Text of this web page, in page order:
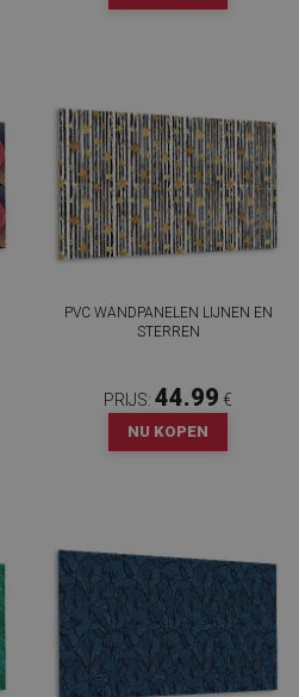
PVC WANDPANELEN LIJNEN EN
STERREN
PRIJS: 44.99 €
NU KOPEN